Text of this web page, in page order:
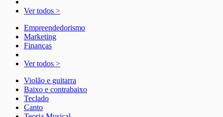
Ver todos >
Empreendedorismo
Marketing
Finanças
Ver todos >
Violão e guitarra
Baixo e contrabaixo
Teclado
Canto